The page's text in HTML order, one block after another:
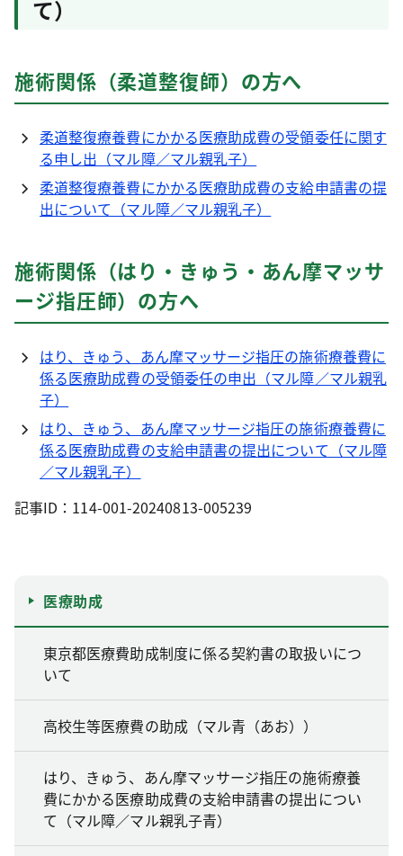
て）
施術関係（柔道整復師）の方へ
柔道整復療養費にかかる医療助成費の受領委任に関す
る申し出（マル障／マル親乳子）
柔道整復療養費にかかる医療助成費の支給申請書の提
出について（マル障／マル親乳子）
施術関係（はり・きゅう・あん摩マッサ
ージ指圧師）の方へ
はり、きゅう、あん摩マッサージ指圧の施術療養費に
係る医療助成費の受領委任の申出（マル障／マル親乳
子）
はり、きゅう、あん摩マッサージ指圧の施術療養費に
係る医療助成費の支給申請書の提出について（マル障
／マル親乳子）
記事ID：114-001-20240813-005239
医療助成
東京都医療費助成制度に係る契約書の取扱いにつ
いて
高校生等医療費の助成（マル青（あお））
はり、きゅう、あん摩マッサージ指圧の施術療養
費にかかる医療助成費の支給申請書の提出につい
て（マル障／マル親乳子青）